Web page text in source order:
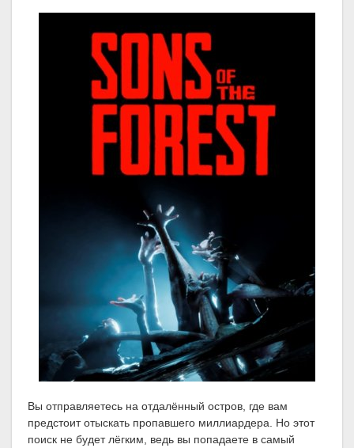
Вы отправляетесь на отдалённый остров, где вам
предстоит отыскать пропавшего миллиардера. Но этот
поиск не будет лёгким, ведь вы попадаете в самый